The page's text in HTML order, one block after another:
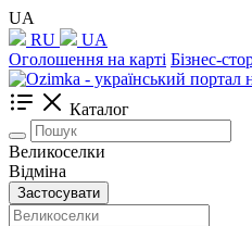
UA
RU
UA
Оголошення на карті Бізнес-
Каталог
Великоселки
Відміна
Застосувати